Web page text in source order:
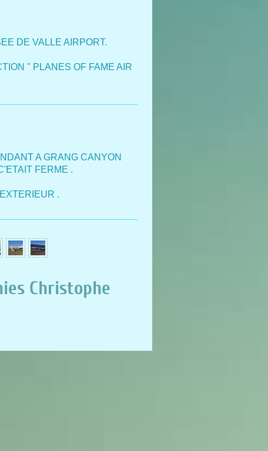
DE VALLE AIRPORT.
" PLANES OF FAME AIR
A GRANG CANYON
FERME .
.
Christophe